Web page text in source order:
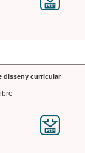
disseny curricular